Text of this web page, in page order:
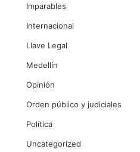
Imparables
Internacional
Llave Legal
Medellín
Opinión
Orden público y judiciales
Política
Uncategorized